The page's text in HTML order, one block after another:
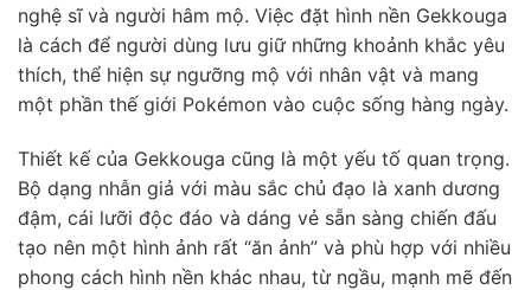
nghệ sĩ và người hâm mộ. Việc đặt hình nền Gekkouga
là cách để người dùng lưu giữ những khoảnh khắc yêu
thích, thể hiện sự ngưỡng mộ với nhân vật và mang
một phần thế giới Pokémon vào cuộc sống hàng ngày.
Thiết kế của Gekkouga cũng là một yếu tố quan trọng.
Bộ dạng nhẫn giả với màu sắc chủ đạo là xanh dương
đậm, cái lưỡi độc đáo và dáng vẻ sẵn sàng chiến đấu
tạo nên một hình ảnh rất “ăn ảnh” và phù hợp với nhiều
phong cách hình nền khác nhau, từ ngầu, mạnh mẽ đến